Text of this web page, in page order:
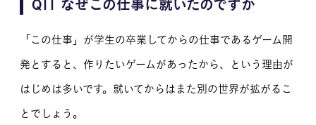
Q11 なぜこの仕事に就いたのですか
「この仕事」が学生の卒業してからの仕事であるゲーム開
発とすると、作りたいゲームがあったから、という理由が
はじめは多いです。就いてからはまた別の世界が拡がるこ
とでしょう。